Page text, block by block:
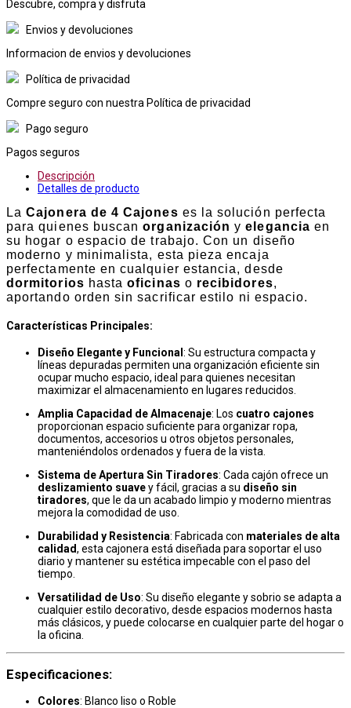
Descubre, compra y disfruta
Envios y devoluciones
Informacion de envios y devoluciones
Política de privacidad
Compre seguro con nuestra Política de privacidad
Pago seguro
Pagos seguros
Descripción
Detalles de producto
LaCajonera de 4 Cajones es la solución perfecta
para quienes buscanorganización yelegancia en
su hogar o espacio de trabajo. Con un diseño
moderno y minimalista, esta pieza encaja
perfectamente en cualquier estancia, desde
dormitorios hastaoficinas o recibidores,
aportando orden sin sacrificar estilo ni espacio.
Características Principales:
Diseño Elegante y Funcional : Su estructura compacta y
líneas depuradas permiten una organización eficiente sin
ocupar mucho espacio, ideal para quienes necesitan
maximizar el almacenamiento en lugares reducidos.
Amplia Capacidad de Almacenaje: Los cuatro cajones
proporcionan espacio suficiente para organizar ropa,
documentos, accesorios u otros objetos personales,
manteniéndolos ordenados y fuera de la vista.
Sistema de Apertura Sin Tiradores: Cada cajón ofrece un
deslizamiento suavey fácil, gracias a su diseño sin
tiradores, que le da un acabado limpio y moderno mientras
mejora la comodidad de uso.
Durabilidad y Resistencia: Fabricada con materiales de alta
calidad, esta cajonera está diseñada para soportar el uso
diario y mantener su estética impecable con el paso del
tiempo.
Versatilidad de Uso: Su diseño elegante y sobrio se adapta a
cualquier estilo decorativo, desde espacios modernos hasta
más clásicos, y puede colocarse en cualquier parte del hogar o
la oficina.
Especificaciones:
Colores: Blanco liso o Roble